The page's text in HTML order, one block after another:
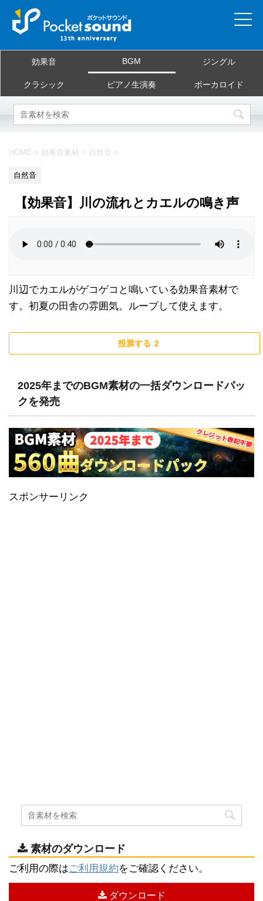
当サイトについて
ご利用規約
お問合せ
効果音 BGM ジングル
クラシック ピアノ生演奏 ボーカロイド
HOME > 効果音素材 > 自然音 >
自然音
【効果音】川の流れとカエルの鳴き声
川辺でカエルがゲコゲコと鳴いている効果音素材で
す。初夏の田舎の雰囲気。ループして使えます。
投票する 2
2025年までのBGM素材の一括ダウンロードパッ
クを発売
スポンサーリンク
素材のダウンロード
ご利用の際はご利用規約をご確認ください。
ダウンロード